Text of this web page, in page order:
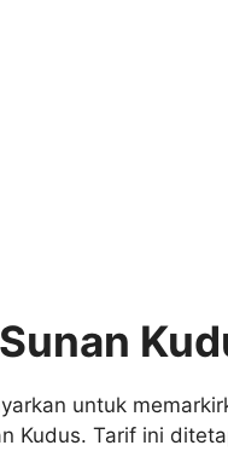
untuk
Kudus. Tarif ini